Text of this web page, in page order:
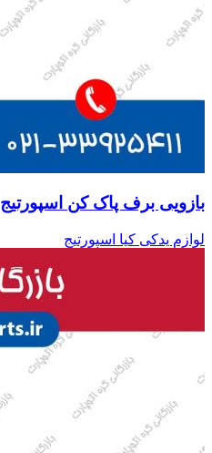
بازویی برف پاک کن اسپورتیج
لوازم یدکی کیا اسپورتیج